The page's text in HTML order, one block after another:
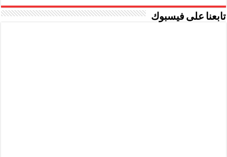
تابعنا على فيسبوك